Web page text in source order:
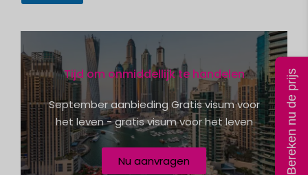
e
s
+
1
Tijd om onmiddellijk te handelen
September aanbieding Gratis visum voor
het leven - gratis visum voor het leven
Nu aanvragen Bereken nu de prijs